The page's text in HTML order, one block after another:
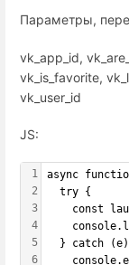
Параметры,
vk_app_id,
vk_is_favorite,
vk_user_id
JS:
1
2
3
4
5
6
async
  try {
const
} catch